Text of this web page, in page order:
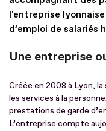
l'entreprise
d’emploi de salariés
Une entreprise
Créée en 2008 à Lyon,
les services à la
prestations de garde
L’entreprise compte